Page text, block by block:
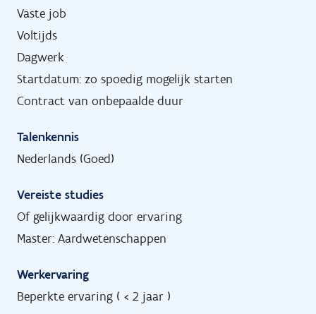
Vaste job
Voltijds
Dagwerk
Startdatum: zo spoedig mogelijk starten
Contract van onbepaalde duur
Talenkennis
Nederlands (Goed)
Vereiste studies
Of gelijkwaardig door ervaring
Master: Aardwetenschappen
Werkervaring
Beperkte ervaring ( < 2 jaar )